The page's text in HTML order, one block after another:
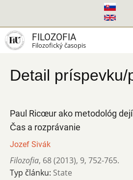
hlavný
obsah
FILOZOFIA
Filozofický časopis
Detail príspevku/
Paul Ricœur ako metodológ
Čas a rozprávanie
Jozef Sivák
Filozofia, 68 (2013), 9, 752-765.
Typ článku: State